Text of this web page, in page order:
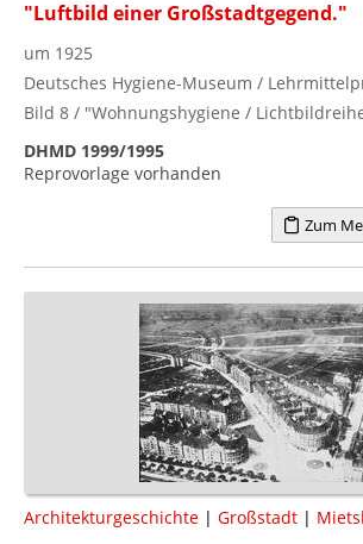
"Luftbild einer Großstadtgegend."
um 1925
Deutsches Hygiene-Museum /
Bild 8 / "Wohnungshygiene /
DHMD 1999/1995
Reprovorlage vorhanden
Zum
Architekturgeschichte | Großstadt |